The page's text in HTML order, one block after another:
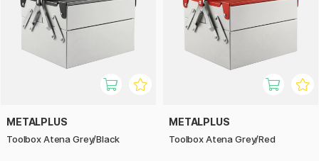
METALPLUS
Toolbox Atena Grey/Black
METALPLUS
Toolbox Atena Grey/Red